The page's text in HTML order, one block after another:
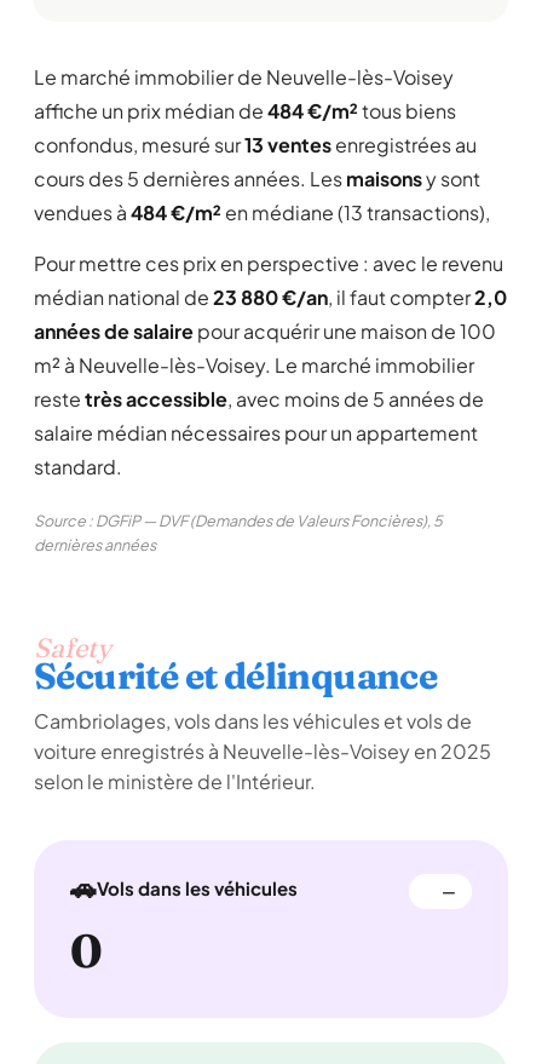
Le marché immobilier de Neuvelle-lès-Voisey
affiche un prix médian de484 €/m²tous biens
confondus, mesuré sur13 ventesenregistrées au
cours des 5 dernières années. Lesmaisonsy sont
vendues à484 €/m² en médiane (13 transactions),
Pour mettre ces prix en perspective : avec le revenu
médian national de23 880 €/an, il faut compter2,0
années de salairepour acquérir une maison de 100
m² à Neuvelle-lès-Voisey. Le marché immobilier
restetrès accessible, avec moins de 5 années de
salaire médian nécessaires pour un appartement
standard.
Source : DGFiP — DVF (Demandes de Valeurs Foncières), 5
dernières années
Safety
Sécurité et délinquance
Cambriolages, vols dans les véhicules et vols de
voiture enregistrés à Neuvelle-lès-Voisey en 2025
selon le ministère de l'Intérieur.
🚗Vols dans les véhicules —
0